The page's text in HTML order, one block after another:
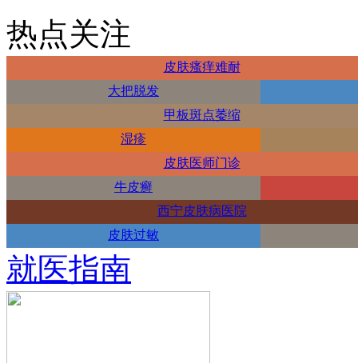
热点关注
皮肤瘙痒难耐
大把脱发
甲板斑点萎缩
湿疹
皮肤医师门诊
牛皮癣
西宁皮肤病医院
皮肤过敏
就医指南